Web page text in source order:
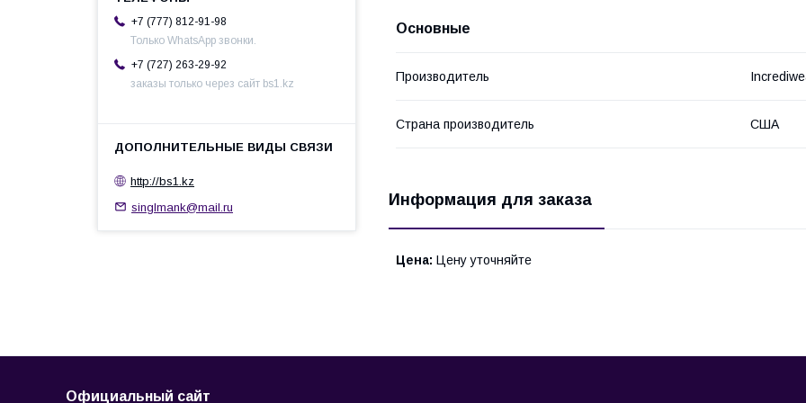
Основные
Производитель
Страна производитель США
Информация для заказа
Цена: Цену уточняйте
+7 (777) 812-91-98
Только WhatsApp звонки.
+7 (727) 263-29-92
заказы только через сайт bs1.kz
http://bs1.kz
singlmank@mail.ru
Официальный сайт